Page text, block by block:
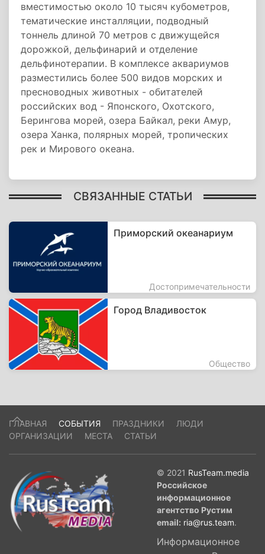
вместимостью около 10 тысяч кубометров,
тематические инсталляции, подводный
тоннель длиной 70 метров с движущейся
дорожкой, дельфинарий и отделение
дельфинотерапии. В комплексе аквариумов
разместились более 500 видов морских и
пресноводных животных - обитателей
российских вод - Японского, Охотского,
Берингова морей, озера Байкал, реки Амур,
озера Ханка, полярных морей, тропических
рек и Мирового океана.
СВЯЗАННЫЕ СТАТЬИ
Приморский океанариум
Достопримечательности
Город Владивосток
Общество
ГЛАВНАЯ СОБЫТИЯ ПРАЗДНИКИ
ЛЮДИ
ОРГАНИЗАЦИИ
МЕСТА СТАТЬИ
© 2021 RusTeam.media
Российское
информационное
агентство Рустим
email: ria@rus.team.
Информационное